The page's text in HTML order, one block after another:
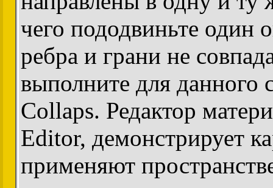
чего пододвиньте один
ребра и грани не
выполните для данного
Collaps. Редактор
Editor, демонстрирует
применяют